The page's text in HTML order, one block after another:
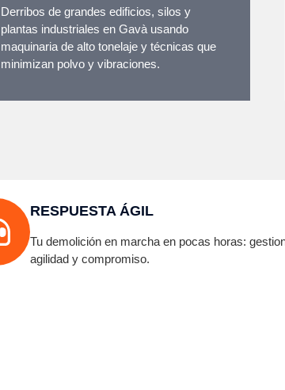
Derribos de grandes edificios, silos y
plantas industriales en Gavà usando
maquinaria de alto tonelaje y técnicas que
minimizan polvo y vibraciones.
RESPUESTA ÁGIL
Tu demolición en marcha en pocas horas:
agilidad y compromiso.